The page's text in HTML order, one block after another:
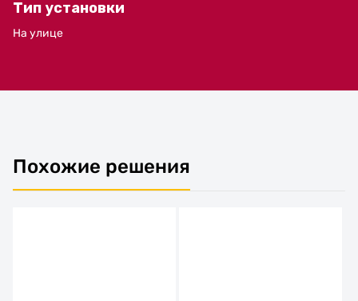
Тип установки
На улице
Похожие решения